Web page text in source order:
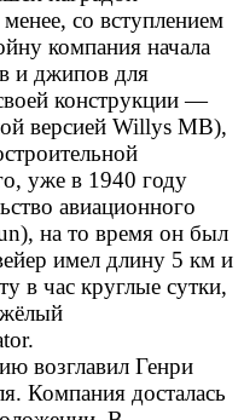
со вступлением
компания начала
и джипов для
конструкции —
версией Willys MB),
уже в 1940 году
авиационного
на то время он был
имел длину 5 км и
в час круглые сутки,
возглавил Генри
Компания досталась